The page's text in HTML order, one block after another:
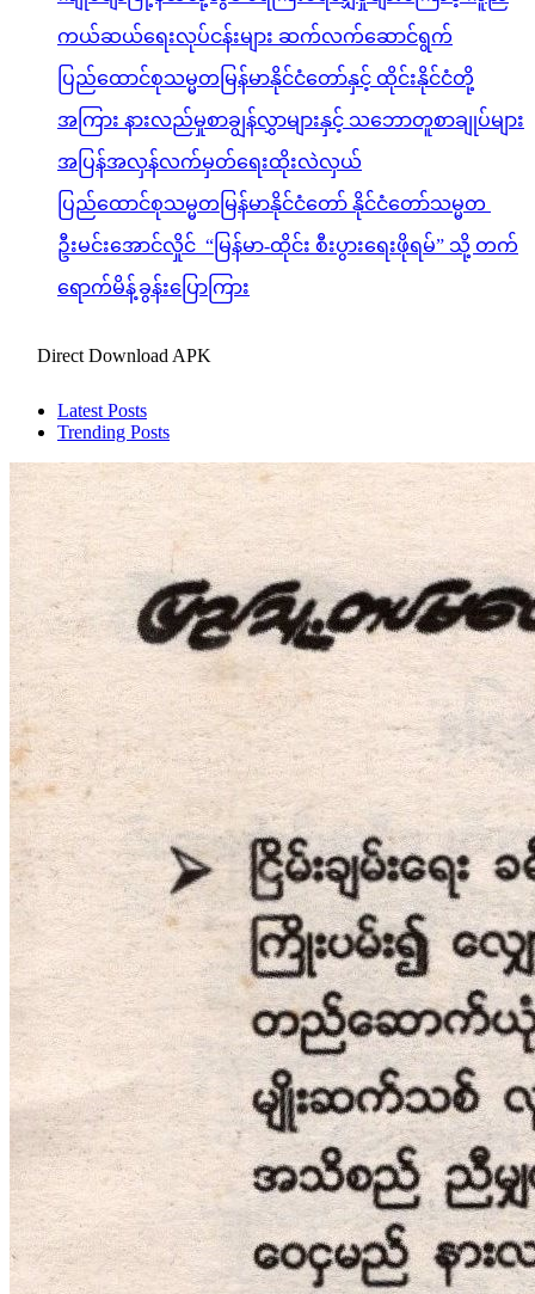
ကယ်ဆယ်ရေးလုပ်ငန်းများ ဆက်လက်ဆောင်ရွက်
ပြည်ထောင်စုသမ္မတမြန်မာနိုင်ငံတော်နှင့် ထိုင်းနိုင်ငံတို့
အကြား နားလည်မှုစာချွန်လွှာများနှင့် သဘောတူစာချုပ်များ
အပြန်အလှန်လက်မှတ်ရေးထိုးလဲလှယ်
ပြည်ထောင်စုသမ္မတမြန်မာနိုင်ငံတော် နိုင်ငံတော်သမ္မတ
ဦးမင်းအောင်လှိုင် “မြန်မာ-ထိုင်း စီးပွားရေးဖိုရမ်” သို့ တက်
ရောက်မိန့်ခွန်းပြောကြား
Direct Download APK
Latest Posts
Trending Posts